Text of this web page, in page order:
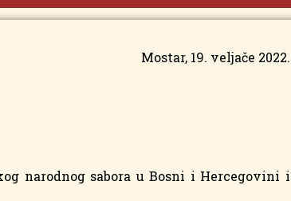
Mostar, 19. veljače 2022.
narodnog sabora u Bosni i Hercegovini i